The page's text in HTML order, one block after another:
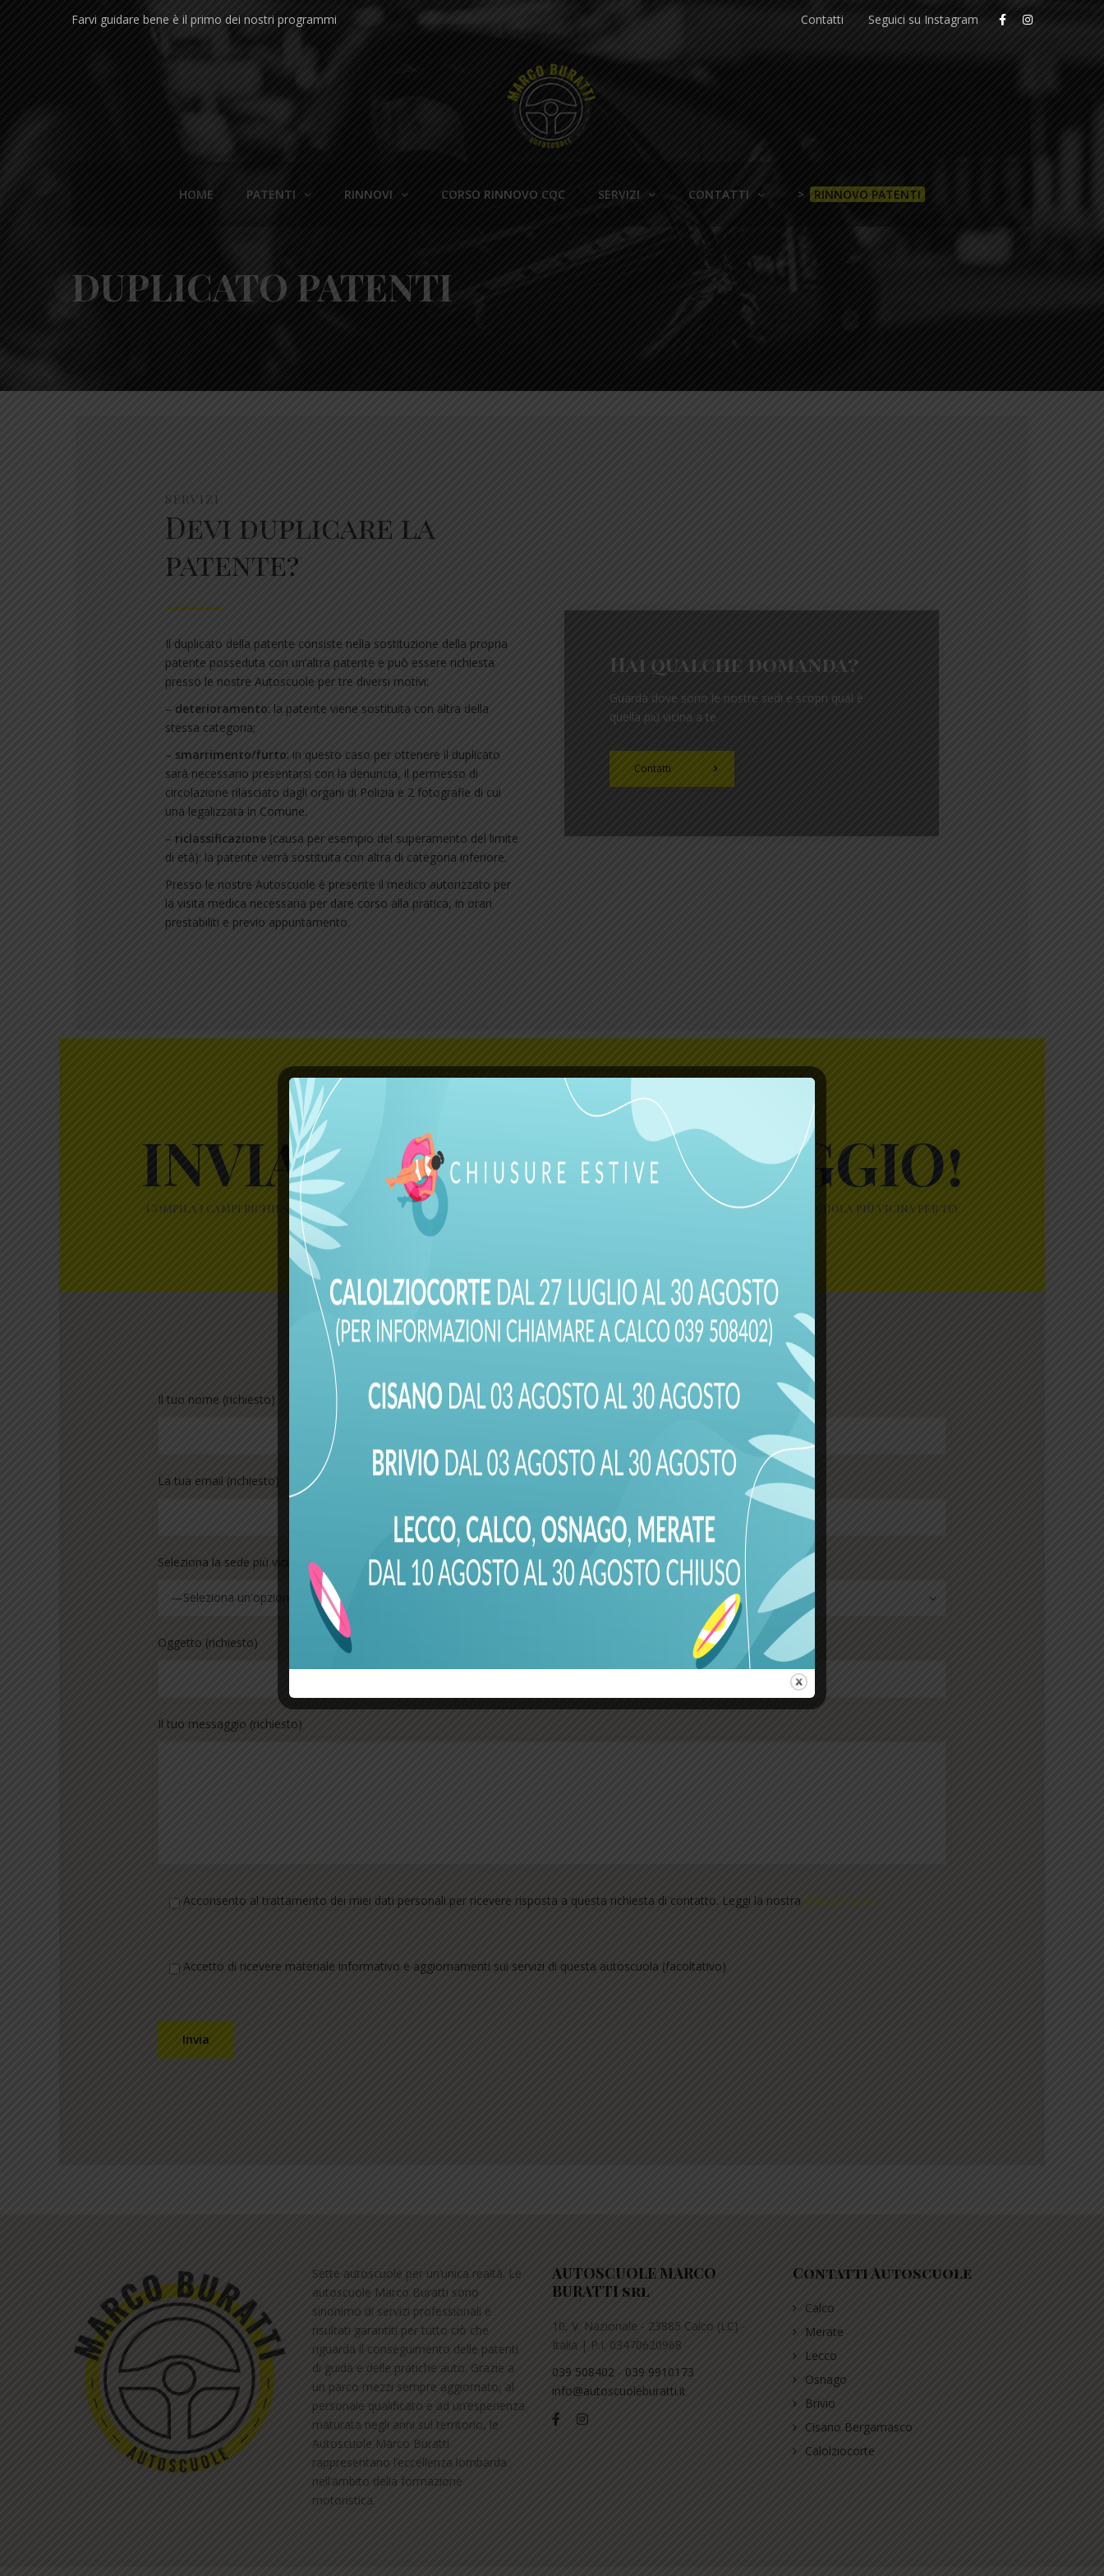
Farvi guidare bene è il primo dei nostri programmi Contatti Seguici su Instagram
HOME PATENTI RINNOVI CORSO RINNOVO CQC SERVIZI CONTATTI > RINNOVO PATENTI
DUPLICATO PATENTI
SERVIZI
Devi duplicare la
patente?
Il duplicato della patente consiste nella sostituzione della propria
patente posseduta con un’altra patente e può essere richiesta
presso le nostre Autoscuole per tre diversi motivi:
– deterioramento: la patente viene sostituita con altra della
stessa categoria;
– smarrimento/furto: in questo caso per ottenere il duplicato
sarà necessario presentarsi con la denuncia, il permesso di
circolazione rilasciato dagli organi di Polizia e 2 fotografie di cui
una legalizzata in Comune.
– riclassificazione(causa per esempio del superamento del limite
di età): la patente verrà sostituita con altra di categoria inferiore.
Presso le nostre Autoscuole è presente il medico autorizzato per
la visita medica necessaria per dare corso alla pratica, in orari
prestabiliti e previo appuntamento.
Hai qualche domanda?
Guarda dove sono le nostre sedi e scopri qual è
quella più vicina a te
Contatti
INVIACI IL TUO MESSAGGIO!
Compila i campi richiesti per aiutarci a capire meglio la tua esigenza. Seleziona la sede della nostra autoscuola più vicina per te!
Il tuo nome (richiesto)
La tua email (richiesto)
Seleziona la sede più vicina per te (richiesto)
—Seleziona un'opzione—
Oggetto (richiesto)
Il tuo messaggio (richiesto)
Acconsento al trattamento dei miei dati personali per ricevere risposta a questa richiesta di contatto. Leggi la nostra Privacy Policy
Accetto di ricevere materiale informativo e aggiornamenti sui servizi di questa autoscuola (facoltativo)
Sette autoscuole per un’unica realtà. Le
autoscuole Marco Buratti sono
sinonimo di servizi professionali e
risultati garantiti per tutto ciò che
riguarda il conseguimento delle patenti
di guida e delle pratiche auto. Grazie a
un parco mezzi sempre aggiornato, al
personale qualificato e ad un’esperienza
maturata negli anni sul territorio, le
Autoscuole Marco Buratti
rappresentano l’eccellenza lombarda
nell’ambito della formazione
motoristica.
AUTOSCUOLE MARCO
BURATTI srl
10, V. Nazionale - 23885 Calco (LC) -
Italia | P.I. 03470620968
039 508402 - 039 9910173
info@autoscuoleburatti.it
Contatti Autoscuole
Calco
Merate
Lecco
Osnago
Brivio
Cisano Bergamasco
Calolziocorte